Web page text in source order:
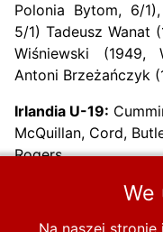
Polonia Bytom, 6/
5/1) Tadeusz Wanat
Wiśniewski (1949,
Antoni Brzeżańczyk
Irlandia U-19:
McQuillan, Cord,
Rogers.
Grano 2 x 40 minut
We
Na naszej